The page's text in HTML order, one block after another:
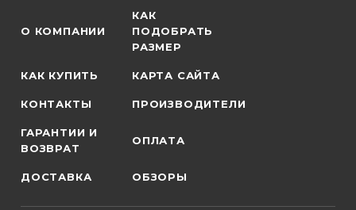
О КОМПАНИИ
КАК
ПОДОБРАТЬ
РАЗМЕР
КАК КУПИТЬ КАРТА САЙТА
КОНТАКТЫ ПРОИЗВОДИТЕЛИ
ГАРАНТИИ И
ВОЗВРАТ
ОПЛАТА
ДОСТАВКА ОБЗОРЫ